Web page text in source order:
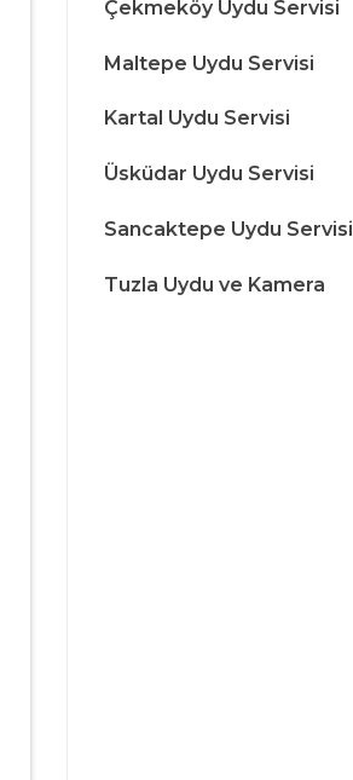
Çekmeköy Uydu Servisi
Maltepe Uydu Servisi
Kartal Uydu Servisi
Üsküdar Uydu Servisi
Sancaktepe Uydu Servisi
Tuzla Uydu ve Kamera